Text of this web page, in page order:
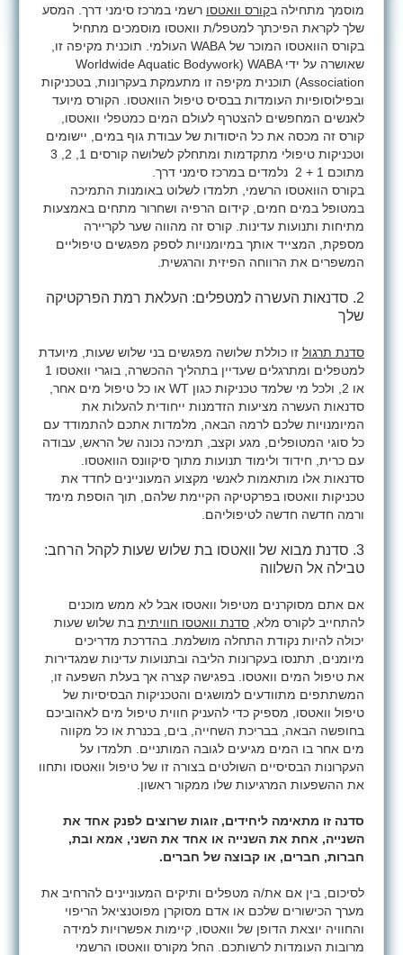
מוסמך מתחילה בקורס וואטסו רשמי במרכז סימני דרך. המסע
שלך לקראת הפיכתך למטפל/ת וואטסו מוסמכים מתחיל
בקורס הוואטסו המוכר של WABA העולמי. תוכנית מקיפה זו,
שאושרה על ידי WABA
(
Worldwide Aquatic Bodywork
Association) תוכנית מקיפה זו מתעמקת בעקרונות, בטכניקות
ובפילוסופיות העומדות בבסיס טיפול הוואטסו. הקורס מיועד
לאנשים המחפשים להצטרף לעולם המים כמטפלי וואטסו,
קורס זה מכסה את כל היסודות של עבודת גוף במים, יישומים
וטכניקות טיפולי מתקדמות ומתחלק לשלושה קורסים 1, 2, 3
מתוכם 1 + 2 נלמדים במרכז סימני דרך.
בקורס הוואטסו הרשמי, תלמדו לשלוט באומנות התמיכה
במטופל במים חמים, קידום הרפיה ושחרור מתחים באמצעות
מתיחות ותנועות עדינות. קורס זה מהווה שער לקריירה
מספקת, המצייד אותך במיומנויות לספק מפגשים טיפוליים
המשפרים את הרווחה הפיזית והרגשית.
2. סדנאות העשרה למטפלים: העלאת רמת הפרקטיקה
שלך
סדנת תרגול זו כוללת שלושה מפגשים בני שלוש שעות, מיועדת
למטפלים ומתרגלים שעדיין בתהליך ההכשרה, בוגרי וואטסו 1
או 2, ולכל מי שלמד טכניקות כגון
WT או כל טיפול מים אחר,
סדנאות העשרה מציעות הזדמנות ייחודית להעלות את
המיומנויות שלכם לרמה הבאה, מלמדות אתכם להתמודד עם
כל סוגי המטופלים, מגע וקצב, תמיכה נכונה של הראש, עבודה
עם כרית, חידוד ולימוד תנועות מתוך סיקוונס הוואטסו.
סדנאות אלו מותאמות לאנשי מקצוע המעוניינים לחדד את
טכניקות וואטסו בפרקטיקה הקיימת שלהם, תוך הוספת מימד
ורמה חדשה חדשה לטיפוליהם.
3. סדנת מבוא של וואטסו בת שלוש שעות לקהל הרחב:
טבילה אל השלווה
אם אתם מסוקרנים מטיפול וואטסו אבל לא ממש מוכנים
להתחייב לקורס מלא, סדנת וואטסו חוויתית בת שלוש שעות
יכולה להיות נקודת התחלה מושלמת. בהדרכת מדריכים
מיומנים, תתנסו בעקרונות הליבה ובתנועות עדינות שמגדירות
את טיפול המים וואטסו. בפגישה קצרה אך בעלת השפעה זו,
המשתתפים מתוודעים למושגים והטכניקות הבסיסיות של
טיפול וואטסו, מספיק כדי להעניק חווית טיפול מים לאהוביכם
בחופשה הבאה, בבריכת השחייה, בים, בכנרת או כל מקווה
מים אחר בו המים מגיעים לגובה המותניים. תלמדו על
העקרונות הבסיסיים השולטים בצורה זו של טיפול וואטסו ותחוו
את ההשפעות המרגיעות שלו ממקור ראשון.
סדנה זו מתאימה ליחידים, זוגות שרוצים לפנק אחד את
השנייה, אחת את השנייה או אחד את השני, אמא ובת,
חברות, חברים, או קבוצה של חברים.
לסיכום, בין אם את/ה מטפלים ותיקים המעוניינים להרחיב את
מערך הכישורים שלכם או אדם מסוקרן מפוטנציאל הריפוי
והחוויה יוצאת הדופן של וואטסו, קיימות אפשרויות למידה
מרובות העומדות לרשותכם. החל מקורס וואטסו הרשמי